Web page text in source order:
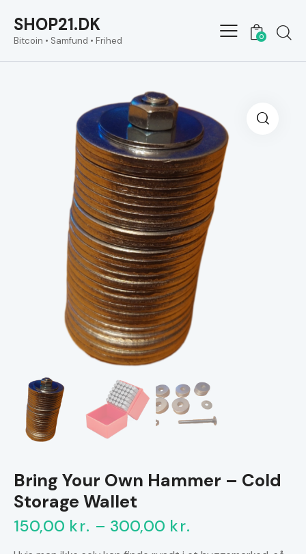
SHOP21.DK
Bitcoin • Samfund • Frihed 0
Bring Your Own Hammer – Cold
Storage Wallet
150,00 kr. – 300,00 kr.